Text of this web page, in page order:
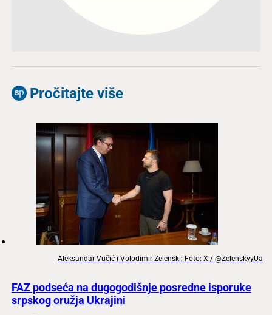
Pročitajte više
Aleksandar Vučić i Volodimir Zelenski; Foto: X / @ZelenskyyUa
FAZ podseća na dugogodišnje posredne isporuke
srpskog oružja Ukrajini